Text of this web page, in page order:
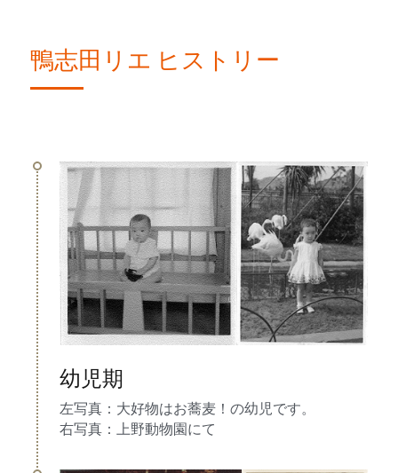
鴨志田リエ ヒストリー
幼児期
左写真：大好物はお蕎麦！の幼児です。
右写真：上野動物園にて